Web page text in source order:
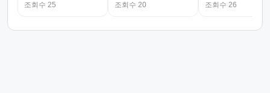
조회수 25
조회수 20
조회수 26